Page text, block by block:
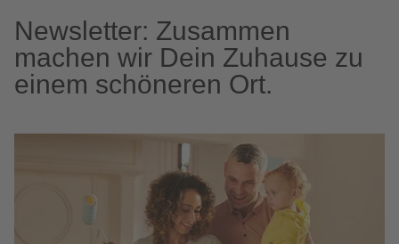
Newsletter: Zusammen
machen wir Dein Zuhause zu
einem schöneren Ort.